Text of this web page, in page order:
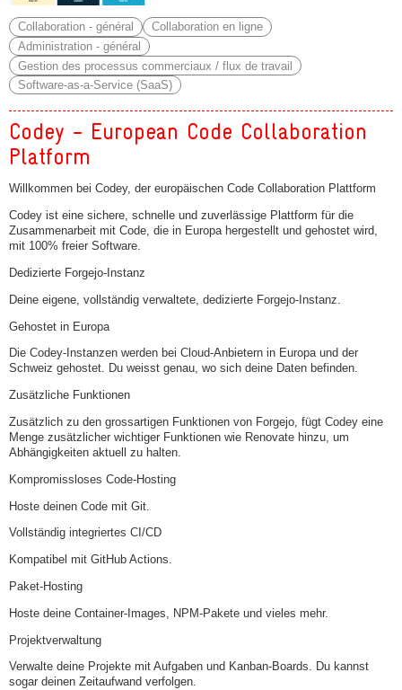
Collaboration - général
Collaboration en ligne
Administration - général
Gestion des processus commerciaux / flux de travail
Software-as-a-Service (SaaS)
Codey - European Code Collaboration
Platform
Willkommen bei Codey, der europäischen Code Collaboration Plattform
Codey ist eine sichere, schnelle und zuverlässige Plattform für die
Zusammenarbeit mit Code, die in Europa hergestellt und gehostet wird,
mit 100% freier Software.
Dedizierte Forgejo-Instanz
Deine eigene, vollständig verwaltete, dedizierte Forgejo-Instanz.
Gehostet in Europa
Die Codey-Instanzen werden bei Cloud-Anbietern in Europa und der
Schweiz gehostet. Du weisst genau, wo sich deine Daten befinden.
Zusätzliche Funktionen
Zusätzlich zu den grossartigen Funktionen von Forgejo, fügt Codey eine
Menge zusätzlicher wichtiger Funktionen wie Renovate hinzu, um
Abhängigkeiten aktuell zu halten.
Kompromissloses Code-Hosting
Hoste deinen Code mit Git.
Vollständig integriertes CI/CD
Kompatibel mit GitHub Actions.
Paket-Hosting
Hoste deine Container-Images, NPM-Pakete und vieles mehr.
Projektverwaltung
Verwalte deine Projekte mit Aufgaben und Kanban-Boards. Du kannst
sogar deinen Zeitaufwand verfolgen.